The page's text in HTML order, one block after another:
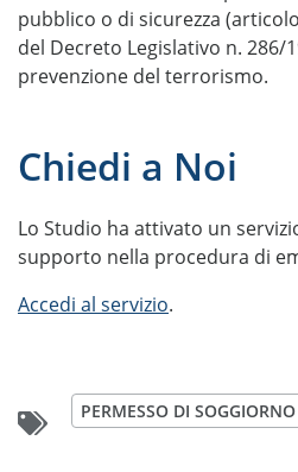
pubblico o di sicurezza
del Decreto Legislativo n. 286/
prevenzione del terrorismo.
Chiedi a Noi
Lo Studio ha attivato un
supporto nella procedura di
Accedi al servizio.
PERMESSO DI SOGGIORNO